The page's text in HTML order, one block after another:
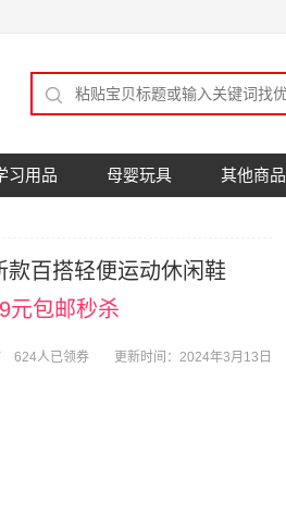
习用品 母婴玩具 其他商品
款百搭轻便运动休闲鞋
元包邮秒杀
624人已领券 更新时间：2024年3月13日